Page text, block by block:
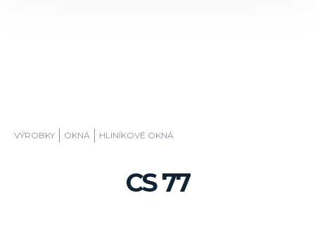
VÝROBKY OKNÁ HLINÍKOVÉ OKNÁ
CS 77